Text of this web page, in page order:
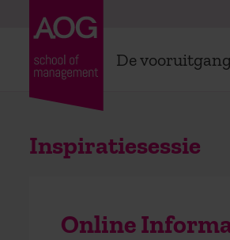
De
Inspiratiesessie
Online